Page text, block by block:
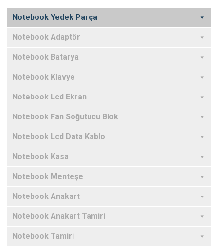
Notebook Yedek Parça
Notebook Adaptör
Notebook Batarya
Notebook Klavye
Notebook Lcd Ekran
Notebook Fan Soğutucu Blok
Notebook Lcd Data Kablo
Notebook Kasa
Notebook Menteşe
Notebook Anakart
Notebook Anakart Tamiri
Notebook Tamiri